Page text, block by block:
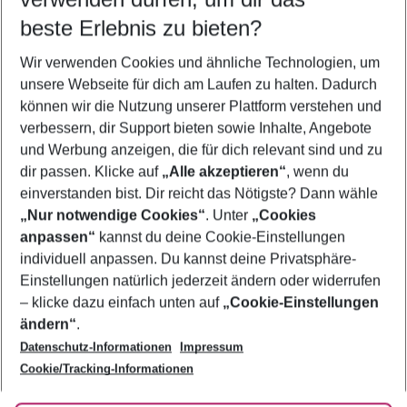
5-8 Nächte
2 Erwachsene Keine Kinder
Mehr Filter anzeigen
Footer
Footer navigation
Über uns
AGB
Bestpreisgarantie
Cookie-Einstellungen ändern
Cookie-Richtlinie
Agenturbetreuung
Barrierefreies Reisen
Folge uns
beste Erlebnis zu bieten?
Wir verwenden Cookies und ähnliche Technologien, um
unsere Webseite für dich am Laufen zu halten. Dadurch
können wir die Nutzung unserer Plattform verstehen und
verbessern, dir Support bieten sowie Inhalte, Angebote
und Werbung anzeigen, die für dich relevant sind und zu
dir passen. Klicke auf „Alle akzeptieren“, wenn du
einverstanden bist. Dir reicht das Nötigste? Dann wähle
„Nur notwendige Cookies“. Unter „Cookies
anpassen“ kannst du deine Cookie-Einstellungen
individuell anpassen. Du kannst deine Privatsphäre-
Einstellungen natürlich jederzeit ändern oder widerrufen
– klicke dazu einfach unten auf „Cookie-Einstellungen
ändern“.
Datenschutz-Informationen
Impressum
Cookie/Tracking-Informationen